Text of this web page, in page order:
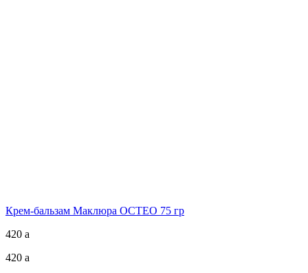
Крем-бальзам Маклюра ОСТЕО 75 гр
420 a
420 a